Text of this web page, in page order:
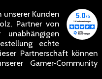
unserer Kunden
Partner von
echte
Partnerschaft können
Gamer‑Community